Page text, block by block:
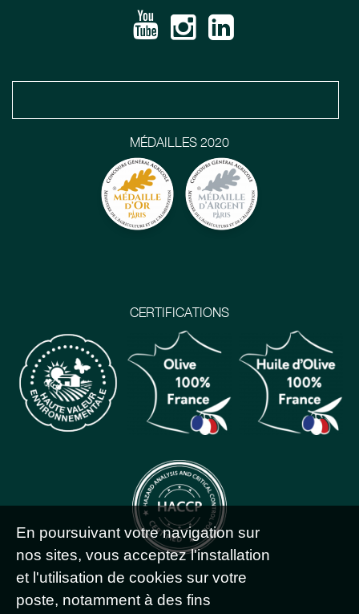
CERTIFICATIONS
MÉDAILLES 2020
En poursuivant votre navigation sur
nos sites, vous acceptez l'installation
et l'utilisation de cookies sur votre
poste, notamment à des fins